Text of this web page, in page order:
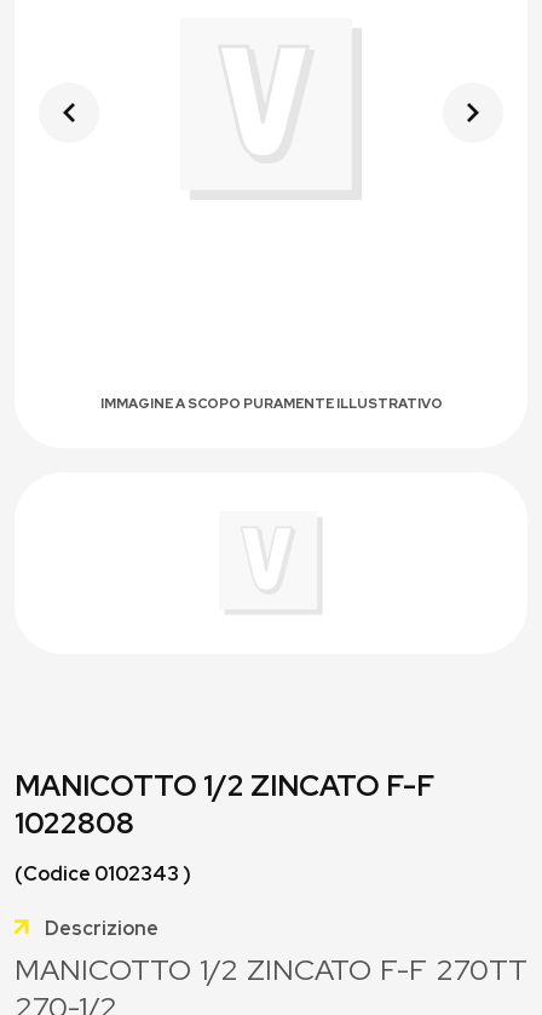
IMMAGINE A SCOPO PURAMENTE ILLUSTRATIVO
MANICOTTO 1/2 ZINCATO F-F
1022808
(Codice 0102343 )
Descrizione
MANICOTTO 1/2 ZINCATO F-F 270TT
270-1/2